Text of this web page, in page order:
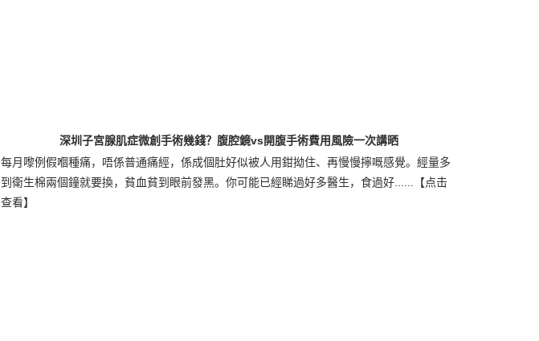
深圳子宮腺肌症微創手術幾錢？腹腔鏡vs開腹手術費用風險一次講晒
每月嚟例假嗰種痛，唔係普通痛經，係成個肚好似被人用鉗拗住、再慢慢擰嘅感覺。經量多
到衛生棉兩個鐘就要換，貧血貧到眼前發黑。你可能已經睇過好多醫生，食過好......
【点击
查看】